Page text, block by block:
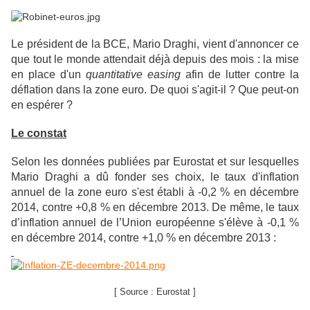
Le président de la BCE, Mario Draghi, vient d'annoncer ce
que tout le monde attendait déjà depuis des mois : la mise
en place d'un quantitative easing afin de lutter contre la
déflation dans la zone euro. De quoi s'agit-il ? Que peut-on
en espérer ?
Le constat
Selon les données publiées par Eurostat et sur lesquelles
Mario Draghi a dû fonder ses choix, le taux d'inflation
annuel de la zone euro s'est établi à -0,2 % en décembre
2014, contre +0,8 % en décembre 2013. De même, le taux
d’inflation annuel de l’Union européenne s'élève à -0,1 %
en décembre 2014, contre +1,0 % en décembre 2013 :
[ Source : Eurostat ]